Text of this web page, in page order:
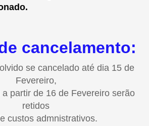
cancelamento:
se cancelado até dia 15 de
Fevereiro,
partir de 16 de Fevereiro serão
retidos
custos admnistrativos.